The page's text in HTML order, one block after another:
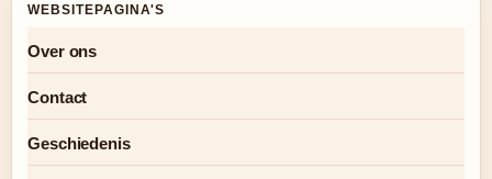
WEBSITEPAGINA'S
Over ons
Contact
Geschiedenis